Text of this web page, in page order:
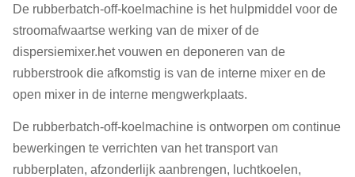
De rubberbatch-off-koelmachine is het hulpmiddel voor de
stroomafwaartse werking van de mixer of de
dispersiemixer.het vouwen en deponeren van de
rubberstrook die afkomstig is van de interne mixer en de
open mixer in de interne mengwerkplaats.
De rubberbatch-off-koelmachine is ontworpen om continue
bewerkingen te verrichten van het transport van
rubberplaten, afzonderlijk aanbrengen, luchtkoelen,